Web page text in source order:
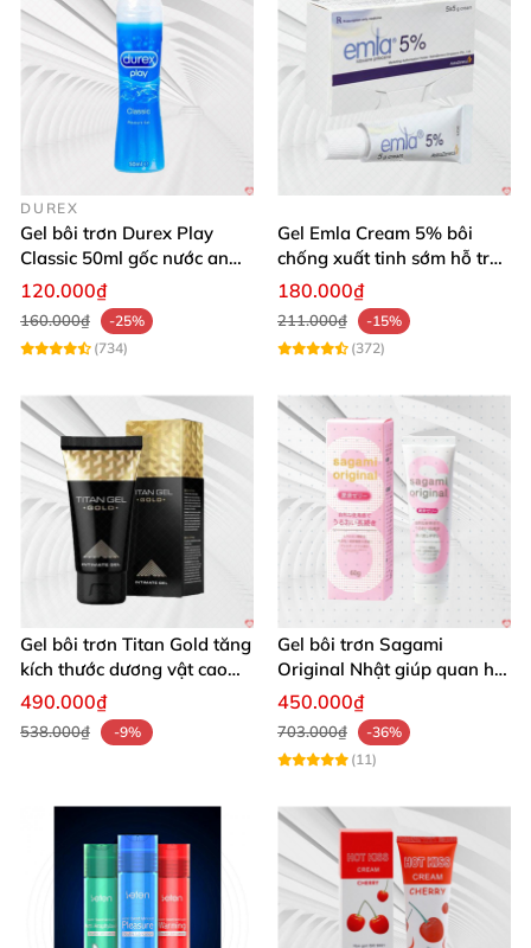
DUREX
Gel bôi trơn Durex Play
Classic 50ml gốc nước an
toàn tăng độ ẩm âm đạo
120.000₫
160.000₫
-25%
(734)
Gel Emla Cream 5% bôi
chống xuất tinh sớm hỗ trợ
quan hệ lâu
180.000₫
211.000₫
-15%
(372)
Gel bôi trơn Titan Gold tăng
kích thước dương vật cao
cấp nhập khẩu Nga
490.000₫
538.000₫ -9%
Gel bôi trơn Sagami
Original Nhật giúp quan hệ
trơn tru dễ chịu an toàn
450.000₫
703.000₫
-36%
(11)